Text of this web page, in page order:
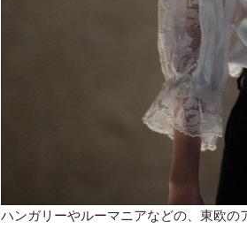
ハンガリーやルーマニアなどの、東欧